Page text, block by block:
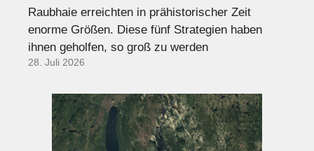
Raubhaie erreichten in prähistorischer Zeit
enorme Größen. Diese fünf Strategien haben
ihnen geholfen, so groß zu werden
28. Juli 2026